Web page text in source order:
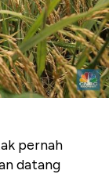
pernah
datang